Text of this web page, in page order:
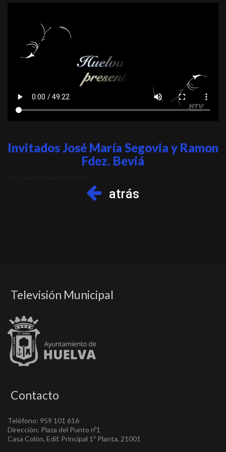
Invitados José María Segovia y Ramon
Fdez. Beviá
atrás
Televisión Municipal
Contacto
Teléfono: 959 101 616
Dirección: Plaza del Punto nº1
Casa Colón, Edif. Principal 1ª Planta, 21001